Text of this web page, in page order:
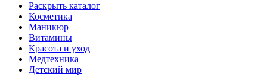
Раскрыть каталог
Косметика
Маникюр
Витамины
Красота и уход
Медтехника
Детский мир